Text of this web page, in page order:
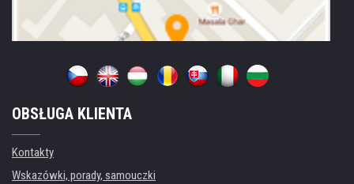
OBSŁUGA KLIENTA
Kontakty
Wskazówki, porady, samouczki